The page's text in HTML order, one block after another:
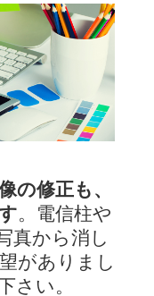
の修正も、
。電信柱や
真から消し
がありまし
さい。